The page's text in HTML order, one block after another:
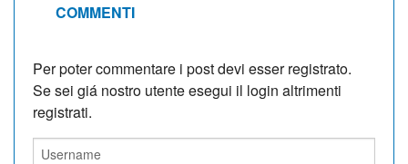
COMMENTI
Per poter commentare i post devi esser registrato.
Se sei giá nostro utente esegui il login altrimenti
registrati.